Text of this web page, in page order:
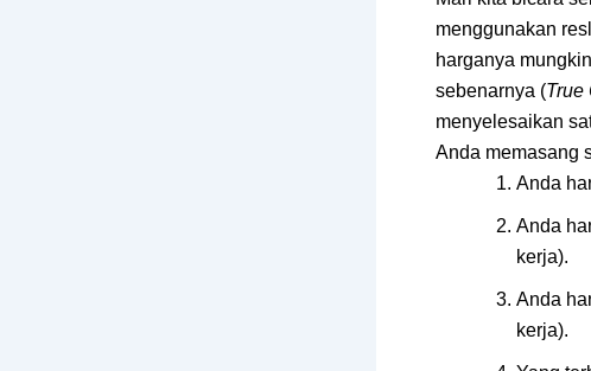
menggunakan
harganya
sebenarnya (True
menyelesaikan
Anda memasang
Anda
Anda
kerja).
Anda
kerja).